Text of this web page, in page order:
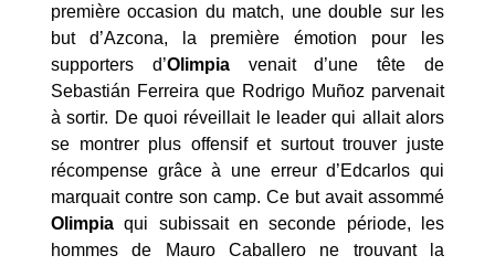
première occasion du match, une double sur les
but d’Azcona, la première émotion pour les
supporters d’Olimpiavenait d’une tête de
Sebastián Ferreira que Rodrigo Muñoz parvenait
à sortir. De quoi réveillait le leader qui allait alors
se montrer plus offensif et surtout trouver juste
récompense grâce à une erreur d’Edcarlos qui
marquait contre son camp. Ce but avait assommé
Olimpia qui subissait en seconde période, les
hommes de Mauro Caballero ne trouvant la